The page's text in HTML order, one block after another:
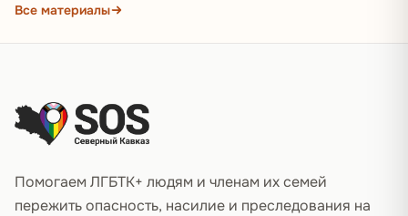
Все материалы
Помогаем ЛГБТК+ людям и членам их семей
пережить опасность, насилие и преследования на